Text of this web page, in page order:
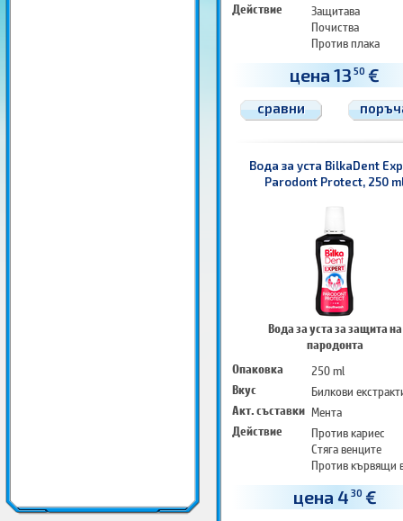
Действие
Защитава
Почиства
Против плака
цена 13 50 €
сравни
Вода за уста BilkaDent
Parodont Protect, 250
Вода за уста за защита на
пародонта
Опаковка
250 ml
Вкус
Билкови
Акт. съставки Мента
Действие
Против кариес
Стяга венците
Против кървящи
цена 4 30 €